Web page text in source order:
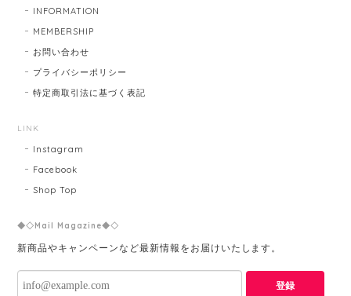
INFORMATION
MEMBERSHIP
お問い合わせ
プライバシーポリシー
特定商取引法に基づく表記
LINK
Instagram
Facebook
Shop Top
◆◇Mail Magazine◆◇
新商品やキャンペーンなど最新情報をお届けいたします。
登録